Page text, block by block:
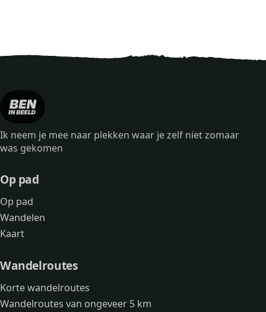
Ik neem je mee naar plekken waar je zelf niet zomaar
was gekomen
Op pad
Op pad
Wandelen
Kaart
Wandelroutes
Korte wandelroutes
Wandelroutes van ongeveer 5 km